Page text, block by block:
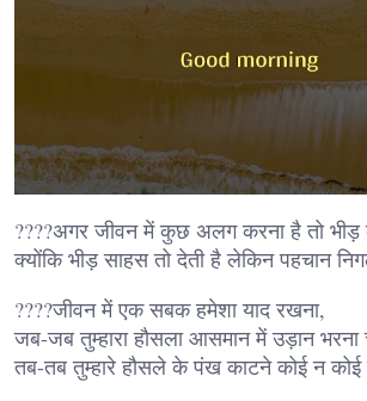
????अगर जीवन में कुछ अलग करना है तो भीड़
क्योंकि भीड़ साहस तो देती है लेकिन पहचान
????जीवन में एक सबक हमेशा याद रखना,
जब-जब तुम्हारा हौसला आसमान में उड़ान भरना
तब-तब तुम्हारे हौसले के पंख काटने कोई न